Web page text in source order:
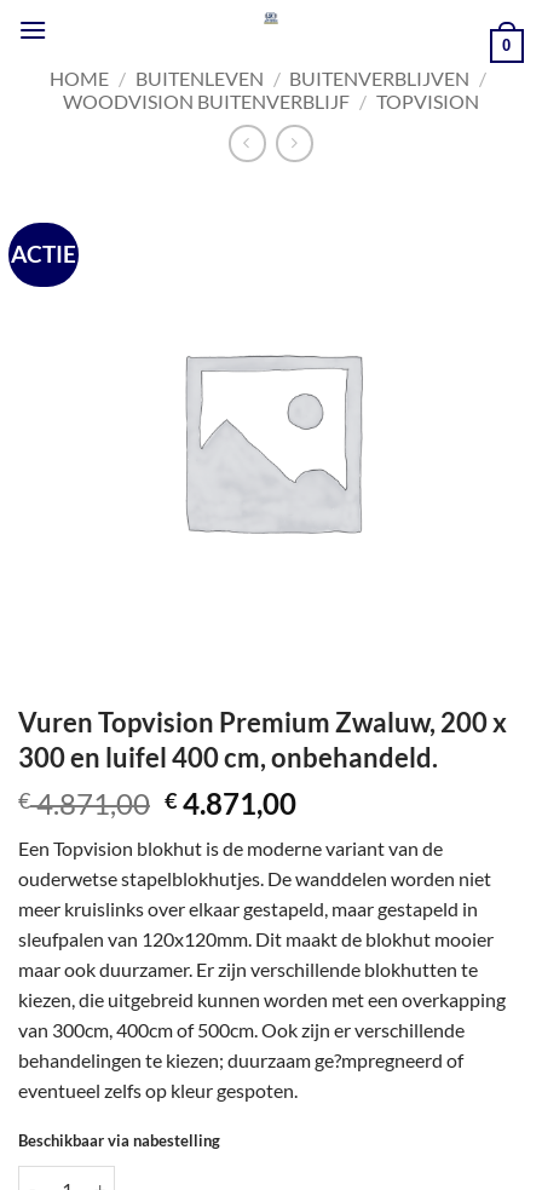
naar
inhoud
0
HOME / BUITENLEVEN / BUITENVERBLIJVEN /
WOODVISION BUITENVERBLIJF / TOPVISION
ACTIE
Vuren Topvision Premium Zwaluw, 200 x
300 en luifel 400 cm, onbehandeld.
€4.871,00 Oorspronkelijke
was:
€ 4.871,00.
€ 4.871,00Huidige
is:
€ 4.871,00.
Een Topvision blokhut is de moderne variant van de
ouderwetse stapelblokhutjes. De wanddelen worden niet
meer kruislinks over elkaar gestapeld, maar gestapeld in
sleufpalen van 120x120mm. Dit maakt de blokhut mooier
maar ook duurzamer. Er zijn verschillende blokhutten te
kiezen, die uitgebreid kunnen worden met een overkapping
van 300cm, 400cm of 500cm. Ook zijn er verschillende
behandelingen te kiezen; duurzaam ge?mpregneerd of
eventueel zelfs op kleur gespoten.
Beschikbaar via nabestelling